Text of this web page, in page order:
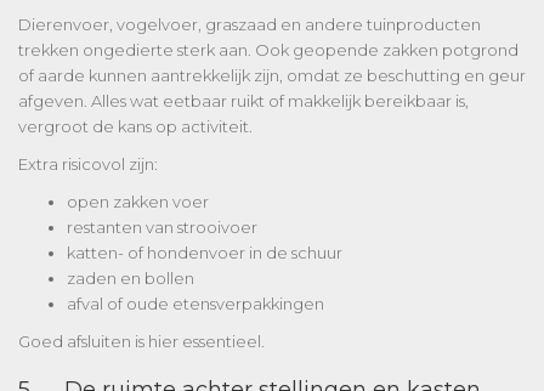
Dierenvoer, vogelvoer, graszaad en andere tuinproducten
trekken ongedierte sterk aan. Ook geopende zakken potgrond
of aarde kunnen aantrekkelijk zijn, omdat ze beschutting en geur
afgeven. Alles wat eetbaar ruikt of makkelijk bereikbaar is,
vergroot de kans op activiteit.
Extra risicovol zijn:
open zakken voer
restanten van strooivoer
katten- of hondenvoer in de schuur
zaden en bollen
afval of oude etensverpakkingen
Goed afsluiten is hier essentieel.